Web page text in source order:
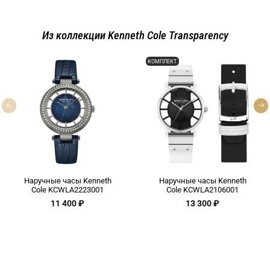
Из коллекции Kenneth Cole Transparency
Наручные часы Kenneth
Cole KCWLA2223001
11 400 ₽
КОМПЛЕКТ
Наручные часы Kenneth
Cole KCWLA2106001
13 300 ₽